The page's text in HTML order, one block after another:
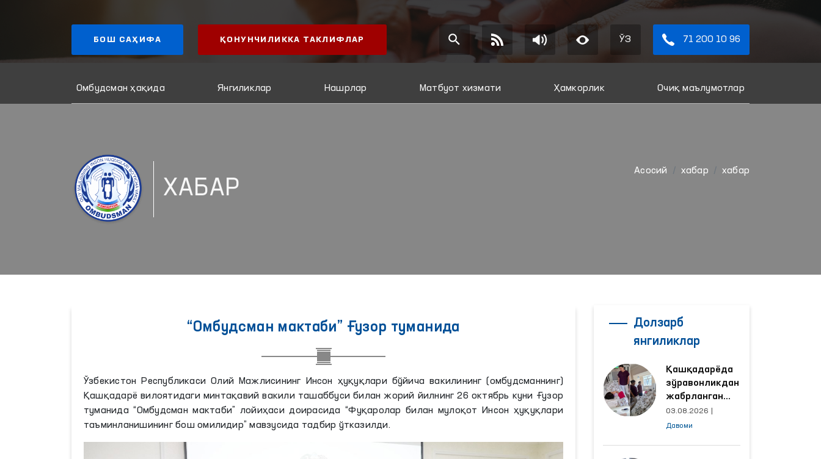
БОШ САҲИФА ҚОНУНЧИЛИККА ТАКЛИФЛАР ЎЗ 71 200 10 96
Омбудсман ҳақида Янгиликлар Нашрлар Матбуот хизмати Ҳамкорлик Очиқ маълумотлар
ХАБАР
Aсосий хабар хабар
“Омбудсман мактаби” Ғузор туманида
Ўзбекистон Республикаси Олий Мажлисининг Инсон ҳуқуқлари бўйича вакилининг (омбудсманнинг)
Қашқадарё вилоятидаги минтақавий вакили ташаббуси билан жорий йилнинг 26 октябрь куни Ғузор
туманида “Омбудсман мактаби” лойиҳаси доирасида “Фуқаролар билан мулоқот Инсон ҳуқуқлари
таъминланишининг бош омилидир” мавзусида тадбир ўтказилди.
Долзарб
янгиликлар
Қашқадарёда
зўравонликдан
жабрланган
аёлнинг ҳолати
Омбудсман
03.08.2026
Давоми